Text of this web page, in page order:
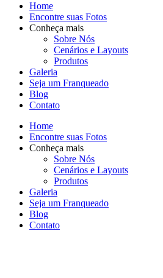
Home
Encontre suas Fotos
Conheça mais
Sobre Nós
Cenários e Layouts
Produtos
Galeria
Seja um Franqueado
Blog
Contato
Home
Encontre suas Fotos
Conheça mais
Sobre Nós
Cenários e Layouts
Produtos
Galeria
Seja um Franqueado
Blog
Contato